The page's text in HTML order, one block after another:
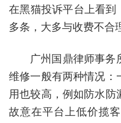
在黑猫投诉平台上看到
多条，大多与收费不合
广州国鼎律师事务
维修一般有两种情况：
用也较高，例如防水防
故意在平台上低价揽